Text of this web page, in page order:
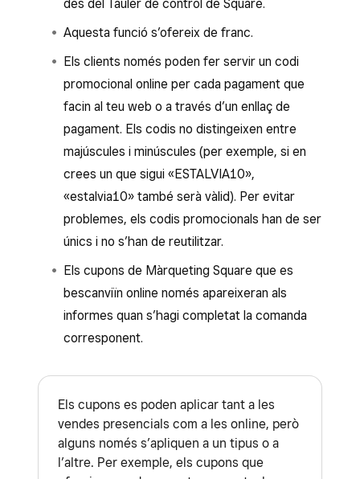
des del Tauler de control de Square.
Aquesta funció s’ofereix de franc.
Els clients només poden fer servir un codi
promocional online per cada pagament que
facin al teu web o a través d’un enllaç de
pagament. Els codis no distingeixen entre
majúscules i minúscules (per exemple, si en
crees un que sigui «ESTALVIA10»,
«estalvia10» també serà vàlid). Per evitar
problemes, els codis promocionals han de ser
únics i no s’han de reutilitzar.
Els cupons de Màrqueting Square que es
bescanviïn online només apareixeran als
informes quan s’hagi completat la comanda
corresponent.
Els cupons es poden aplicar tant a les
vendes presencials com a les online, però
alguns només s’apliquen a un tipus o a
l’altre. Per exemple, els cupons que